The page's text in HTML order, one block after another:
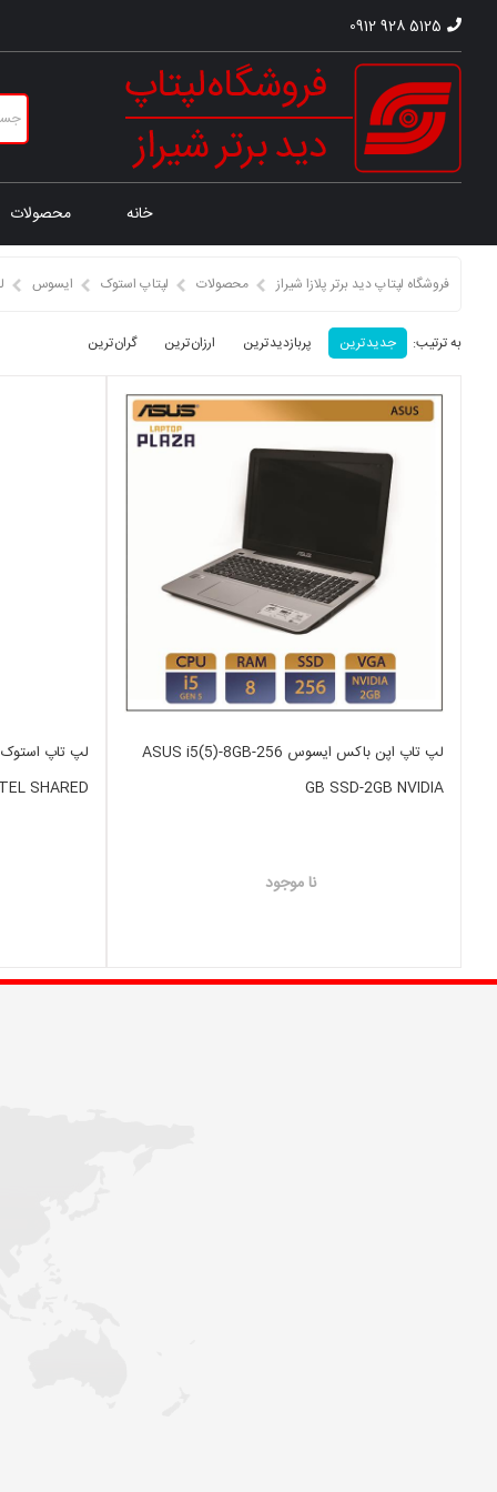
0912 928 5125
خانه محصولات
فروشگاه لپتاپ دید برتر پلازا شیراز محصولات لپتاپ استوک ایسوس
به ترتیب: جدید ترین پربازدید ترین ارزان ترین گران ترین
لپ تاپ اپن باکس ایسوس ASUS i5(5)-8GB-256
GB SSD-2GB NVIDIA
نا موجود
SHARED